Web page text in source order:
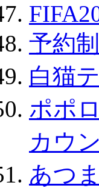
予約
白猫
ポポ
カウ
あつ